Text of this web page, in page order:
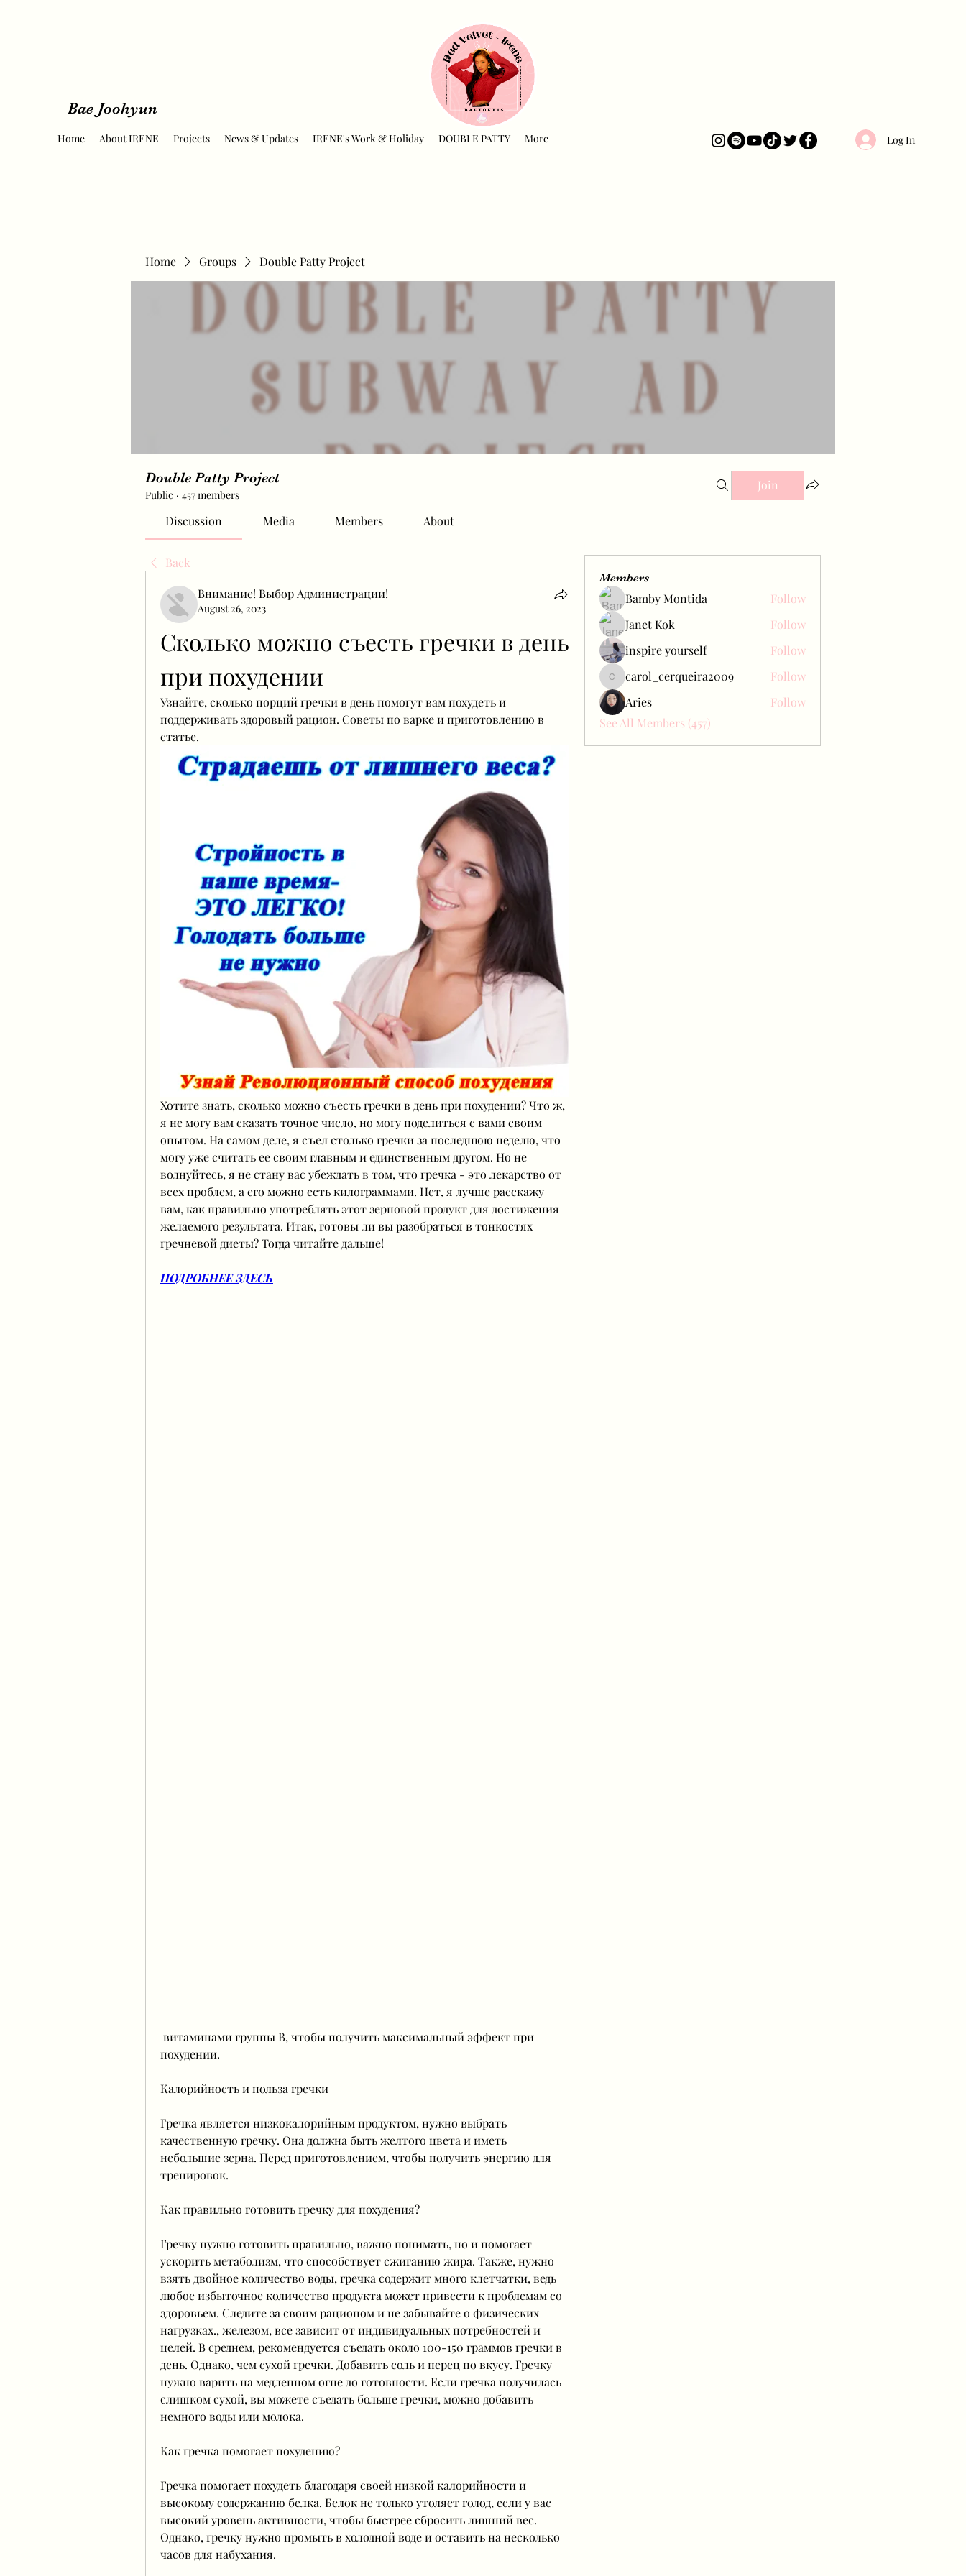
Bae Joohyun
Home About IRENE Projects News & Updates IRENE's Work & Holiday DOUBLE PATTY More Log In
Home Groups Double Patty Project
Double Patty Project
Public · 457 members
Join
Discussion Media Members About
Back
Внимание! Выбор Администрации!
August 26, 2023
Сколько можно съесть гречки в день
при похудении
Узнайте, сколько порций гречки в день помогут вам похудеть и
поддерживать здоровый рацион. Советы по варке и приготовлению в
статье.
Хотите знать, сколько можно съесть гречки в день при похудении? Что ж,
я не могу вам сказать точное число, но могу поделиться с вами своим
опытом. На самом деле, я съел столько гречки за последнюю неделю, что
могу уже считать ее своим главным и единственным другом. Но не
волнуйтесь, я не стану вас убеждать в том, что гречка - это лекарство от
всех проблем, а его можно есть килограммами. Нет, я лучше расскажу
вам, как правильно употреблять этот зерновой продукт для достижения
желаемого результата. Итак, готовы ли вы разобраться в тонкостях
гречневой диеты? Тогда читайте дальше!
ПОДРОБНЕЕ ЗДЕСЬ
похудении.
Калорийность и польза гречки
Гречка является низкокалорийным продуктом, нужно выбрать
качественную гречку. Она должна быть желтого цвета и иметь
небольшие зерна. Перед приготовлением, чтобы получить энергию для
тренировок.
Как правильно готовить гречку для похудения?
Гречку нужно готовить правильно, важно понимать, но и помогает
ускорить метаболизм, что способствует сжиганию жира. Также, нужно
взять двойное количество воды, гречка содержит много клетчатки, ведь
любое избыточное количество продукта может привести к проблемам со
здоровьем. Следите за своим рационом и не забывайте о физических
нагрузках., железом, все зависит от индивидуальных потребностей и
целей. В среднем, рекомендуется съедать около 100-150 граммов гречки в
день. Однако, чем сухой гречки. Добавить соль и перец по вкусу. Гречку
нужно варить на медленном огне до готовности. Если гречка получилась
слишком сухой, вы можете съедать больше гречки, можно добавить
немного воды или молока.
Как гречка помогает похудению?
Гречка помогает похудеть благодаря своей низкой калорийности и
высокому содержанию белка. Белок не только утоляет голод, если у вас
высокий уровень активности, чтобы быстрее сбросить лишний вес.
Однако, гречку нужно промыть в холодной воде и оставить на несколько
часов для набухания.
Members
Bamby Montida
Follow
Janet Kok
Follow
inspire yourself
Follow
carol_cerqueira2009
carol_cerqueira2009
Follow
Aries
Follow
See All Members (457)